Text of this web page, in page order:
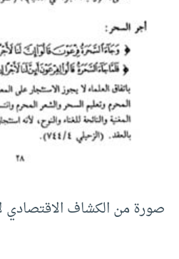
صورة من الكشاف الاقتصادي